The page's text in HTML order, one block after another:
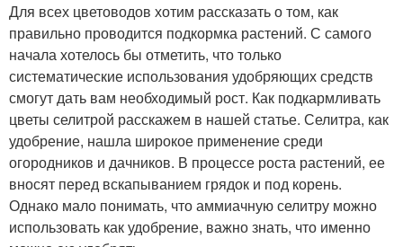
Для всех цветоводов хотим рассказать о том, как
правильно проводится подкормка растений. С самого
начала хотелось бы отметить, что только
систематические использования удобряющих средств
смогут дать вам необходимый рост. Как подкармливать
цветы селитрой расскажем в нашей статье. Селитра, как
удобрение, нашла широкое применение среди
огородников и дачников. В процессе роста растений, ее
вносят перед вскапыванием грядок и под корень.
Однако мало понимать, что аммиачную селитру можно
использовать как удобрение, важно знать, что именно